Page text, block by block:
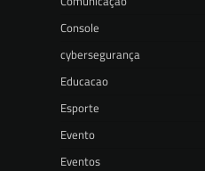
Console
cybersegurança
Educacao
Esporte
Evento
Eventos